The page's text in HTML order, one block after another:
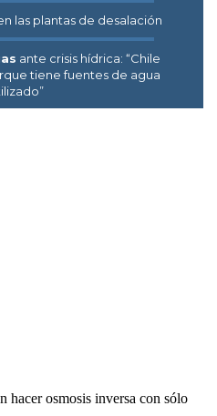
las plantas de desalación
ante crisis hídrica: “Chile
tiene fuentes de agua